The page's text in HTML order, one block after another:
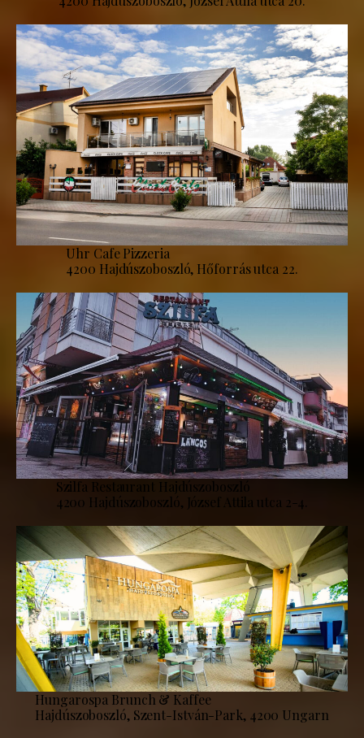
Uhr Cafe Pizzeria
4200 Hajdúszoboszló, Hőforrás utca 22.
Szilfa Restaurant Hajdúszoboszló
4200 Hajdúszoboszló, József Attila utca 2-4.
Hungarospa Brunch & Kaffee
Hajdúszoboszló, Szent-István-Park, 4200 Ungarn